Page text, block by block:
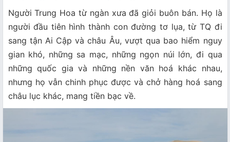
Người Trung Hoa từ ngàn xưa đã giỏi buôn bán. Họ là
người đầu tiên hình thành con đường tơ lụa, từ TQ đi
sang tận Ai Cập và châu Âu, vượt qua bao hiểm nguy
gian khó, những sa mạc, những ngọn núi lớn, đi qua
những quốc gia và những nền văn hoá khác nhau,
nhưng họ vẫn chinh phục được và chở hàng hoá sang
châu lục khác, mang tiền bạc về.